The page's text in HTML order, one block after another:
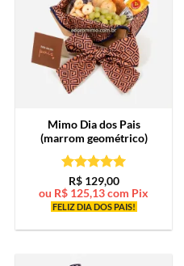
Mimo Dia dos Pais
(marrom geométrico)
Avaliação5
de 5
R$129,00
ou R$ 125,13com Pix
FELIZ DIA DOS PAIS!